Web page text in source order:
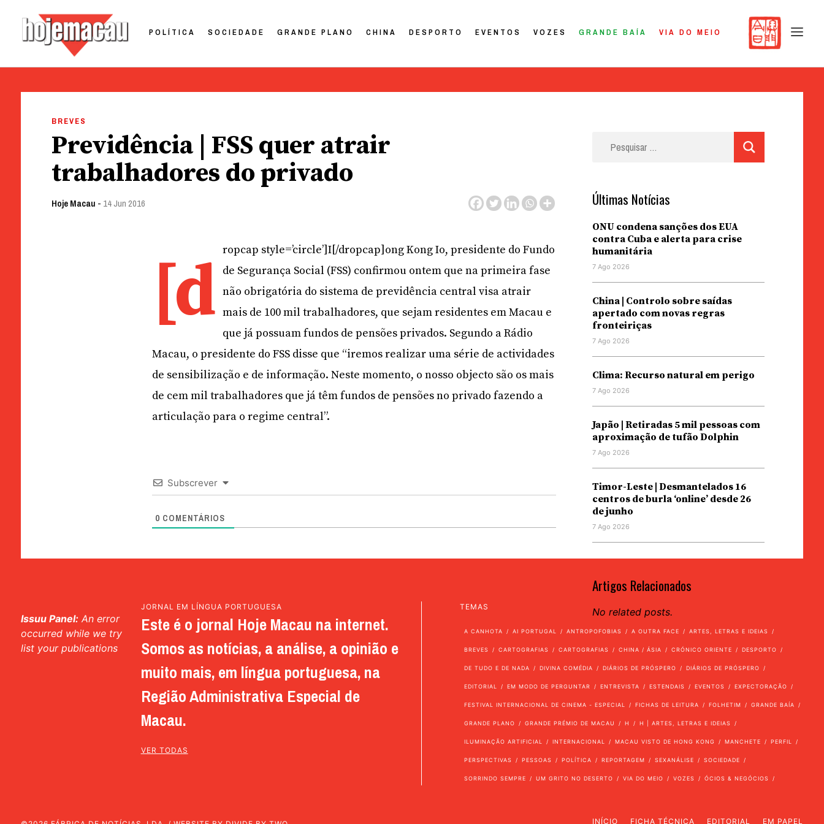
POLÍTICA SOCIEDADE GRANDE PLANO CHINA DESPORTO EVENTOS VOZES GRANDE BAÍA VIA DO MEIO
BREVES
Previdência | FSS quer atrair
trabalhadores do privado
Hoje Macau - 14 Jun 2016
[d ropcap style=’circle’]I[/dropcap]ong Kong Io, presidente do Fundo
de Segurança Social (FSS) confirmou ontem que na primeira fase
não obrigatória do sistema de previdência central visa atrair
mais de 100 mil trabalhadores, que sejam residentes em Macau e
que já possuam fundos de pensões privados. Segundo a Rádio
Macau, o presidente do FSS disse que “iremos realizar uma série de actividades
de sensibilização e de informação. Neste momento, o nosso objecto são os mais
de cem mil trabalhadores que já têm fundos de pensões no privado fazendo a
articulação para o regime central”.
Subscrever
0 COMENTÁRIOS
Últimas Notícias
ONU condena sanções dos EUA
contra Cuba e alerta para crise
humanitária
7 Ago 2026
China | Controlo sobre saídas
apertado com novas regras
fronteiriças
7 Ago 2026
Clima: Recurso natural em perigo
7 Ago 2026
Japão | Retiradas 5 mil pessoas com
aproximação de tufão Dolphin
7 Ago 2026
Timor-Leste | Desmantelados 16
centros de burla ‘online’ desde 26
de junho
7 Ago 2026
Artigos Relacionados
No related posts.
Issuu Panel: An error
occurred while we try
list your publications
JORNAL EM LÍNGUA PORTUGUESA
Este é o jornal Hoje Macau na internet.
Somos as notícias, a análise, a opinião e
muito mais, em língua portuguesa, na
Região Administrativa Especial de
Macau.
VER TODAS
TEMAS
A CANHOTA AI PORTUGAL ANTROPOFOBIAS A OUTRA FACE ARTES, LETRAS E IDEIAS
BREVES CARTOGRAFIAS CARTOGRAFIAS CHINA / ÁSIA CRÓNICO ORIENTE DESPORTO
DE TUDO E DE NADA DIVINA COMÉDIA DIÁRIOS DE PRÓSPERO DIÁRIOS DE PRÓSPERO
EDITORIAL EM MODO DE PERGUNTAR ENTREVISTA ESTENDAIS EVENTOS EXPECTORAÇÃO
FESTIVAL INTERNACIONAL DE CINEMA - ESPECIAL FICHAS DE LEITURA FOLHETIM GRANDE BAÍA
GRANDE PLANO GRANDE PRÉMIO DE MACAU H H | ARTES, LETRAS E IDEIAS
ILUMINAÇÃO ARTIFICIAL INTERNACIONAL MACAU VISTO DE HONG KONG MANCHETE PERFIL
PERSPECTIVAS PESSOAS POLÍTICA REPORTAGEM SEXANÁLISE SOCIEDADE
SORRINDO SEMPRE UM GRITO NO DESERTO VIA DO MEIO VOZES ÓCIOS & NEGÓCIOS
INÍCIO FICHA TÉCNICA EDITORIAL EM PAPEL